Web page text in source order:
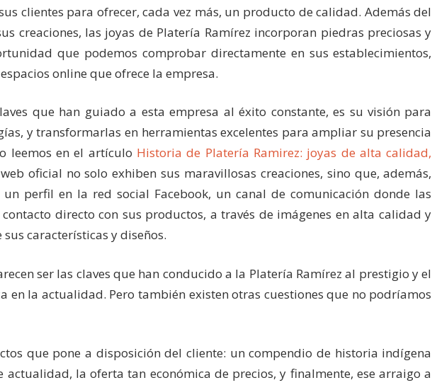
clientes para ofrecer, cada vez más, un producto de calidad. Además del
creaciones, las joyas de Platería Ramírez incorporan piedras preciosas y
que podemos comprobar directamente en sus establecimientos,
online que ofrece la empresa.
que han guiado a esta empresa al éxito constante, es su visión para
y transformarlas en herramientas excelentes para ampliar su presencia
leemos en el artículo Historia de Platería Ramirez: joyas de alta calidad,
oficial no solo exhiben sus maravillosas creaciones, sino que, además,
perfil en la red social Facebook, un canal de comunicación donde las
directo con sus productos, a través de imágenes en alta calidad y
características y diseños.
ser las claves que han conducido a la Platería Ramírez al prestigio y el
en la actualidad. Pero también existen otras cuestiones que no podríamos
que pone a disposición del cliente: un compendio de historia indígena
actualidad, la oferta tan económica de precios, y finalmente, ese arraigo a